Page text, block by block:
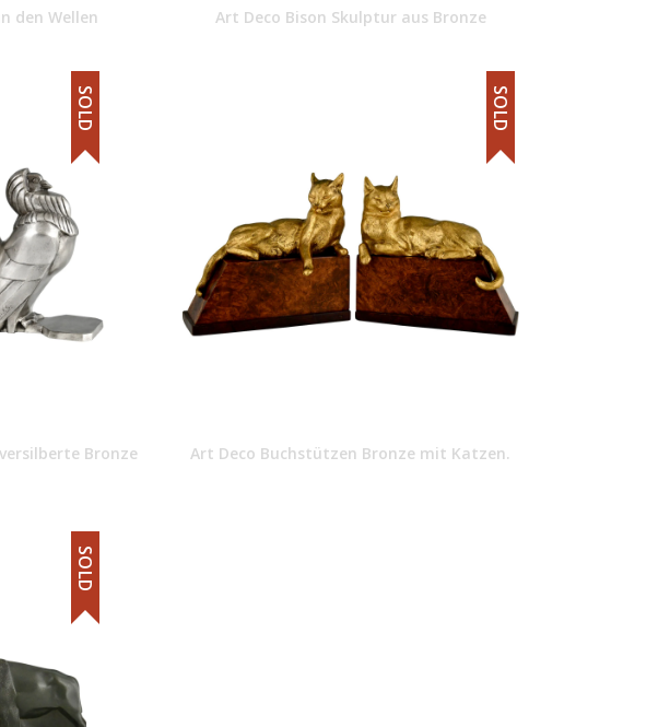
den Wellen Art Deco Bison Skulptur aus Bronze
Bronze
SOLD
Art Deco Buchstützen Bronze mit Katzen.
SOLD
SOLD